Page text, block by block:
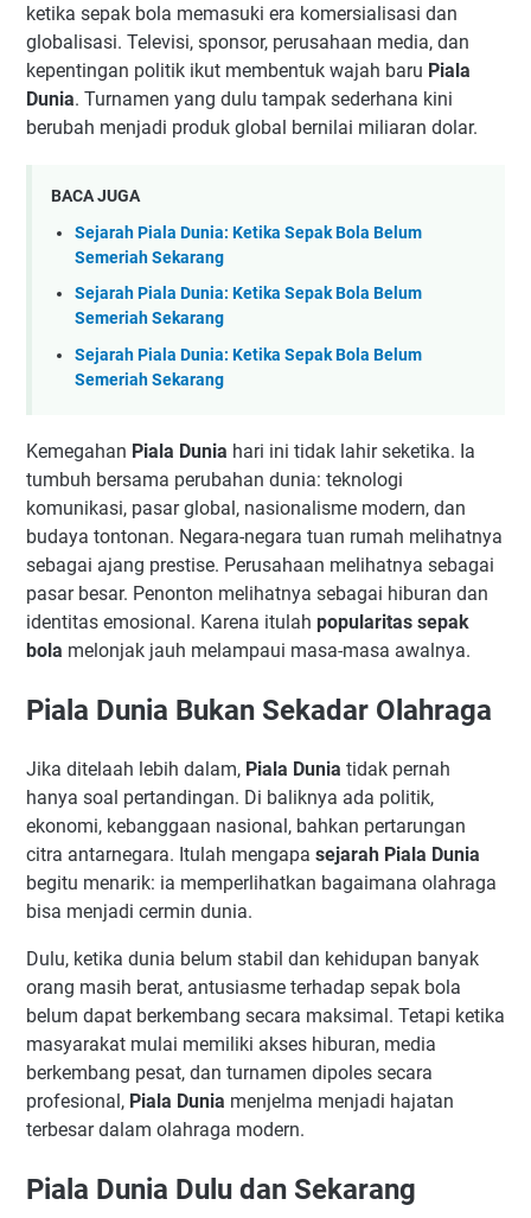
ketika sepak bola memasuki era komersialisasi dan
globalisasi. Televisi, sponsor, perusahaan media, dan
kepentingan politik ikut membentuk wajah baru Piala
Dunia. Turnamen yang dulu tampak sederhana kini
berubah menjadi produk global bernilai miliaran dolar.
BACA JUGA
Sejarah Piala Dunia: Ketika Sepak Bola Belum
Semeriah Sekarang
Sejarah Piala Dunia: Ketika Sepak Bola Belum
Semeriah Sekarang
Sejarah Piala Dunia: Ketika Sepak Bola Belum
Semeriah Sekarang
Kemegahan Piala Dunia hari ini tidak lahir seketika. Ia
tumbuh bersama perubahan dunia: teknologi
komunikasi, pasar global, nasionalisme modern, dan
budaya tontonan. Negara-negara tuan rumah melihatnya
sebagai ajang prestise. Perusahaan melihatnya sebagai
pasar besar. Penonton melihatnya sebagai hiburan dan
identitas emosional. Karena itulah popularitas sepak
bola melonjak jauh melampaui masa-masa awalnya.
Piala Dunia Bukan Sekadar Olahraga
Jika ditelaah lebih dalam, Piala Dunia tidak pernah
hanya soal pertandingan. Di baliknya ada politik,
ekonomi, kebanggaan nasional, bahkan pertarungan
citra antarnegara. Itulah mengapa sejarah Piala Dunia
begitu menarik: ia memperlihatkan bagaimana olahraga
bisa menjadi cermin dunia.
Dulu, ketika dunia belum stabil dan kehidupan banyak
orang masih berat, antusiasme terhadap sepak bola
belum dapat berkembang secara maksimal. Tetapi ketika
masyarakat mulai memiliki akses hiburan, media
berkembang pesat, dan turnamen dipoles secara
profesional, Piala Dunia menjelma menjadi hajatan
terbesar dalam olahraga modern.
Piala Dunia Dulu dan Sekarang